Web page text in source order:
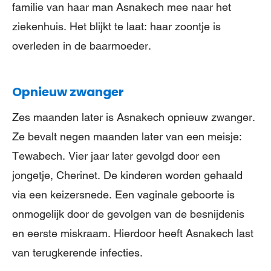
familie van haar man Asnakech mee naar het
ziekenhuis. Het blijkt te laat: haar zoontje is
overleden in de baarmoeder.
Opnieuw zwanger
Zes maanden later is Asnakech opnieuw zwanger.
Ze bevalt negen maanden later van een meisje:
Tewabech. Vier jaar later gevolgd door een
jongetje, Cherinet. De kinderen worden gehaald
via een keizersnede. Een vaginale geboorte is
onmogelijk door de gevolgen van de besnijdenis
en eerste miskraam. Hierdoor heeft Asnakech last
van terugkerende infecties.